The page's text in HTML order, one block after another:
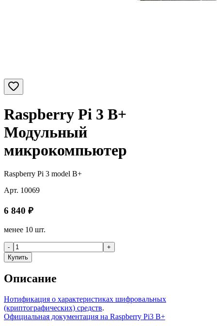
Raspberry Pi 3 B+
Модульный
микрокомпьютер
Raspberry Pi 3 model B+
Арт. 10069
6 840 ₽
менее 10 шт.
-
+
Купить
Описание
Нотификация о характеристиках шифровальных
(криптографических) средств.
Официальная документация на Raspberry Pi3 B+